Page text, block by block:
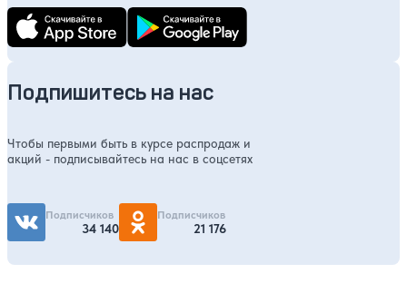
Подпишитесь на нас
Чтобы первыми быть в курсе распродаж и
акций - подписывайтесь на нас в соцсетях
Подписчиков
34 140
Подписчиков
21 176